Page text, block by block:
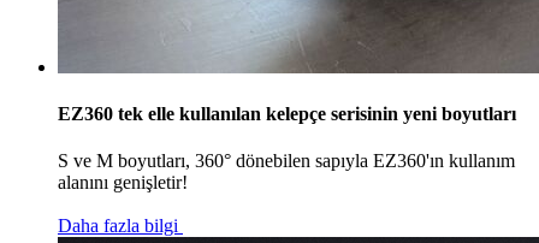
EZ360 tek elle kullanılan kelepçe serisinin yeni boyutları
S ve M boyutları, 360° dönebilen sapıyla EZ360'ın kullanım
alanını genişletir!
Daha fazla bilgi